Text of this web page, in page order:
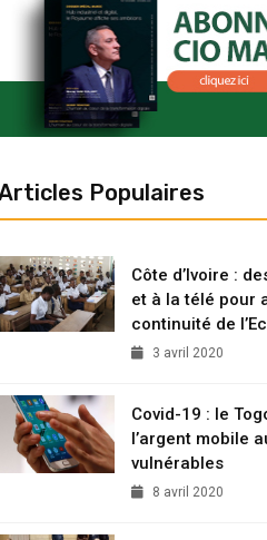
Populaires
Côte d’Ivoire :
et à la télé pour
continuité de
3 avril 2020
Covid-19 : le
l’argent mobile
vulnérables
8 avril 2020